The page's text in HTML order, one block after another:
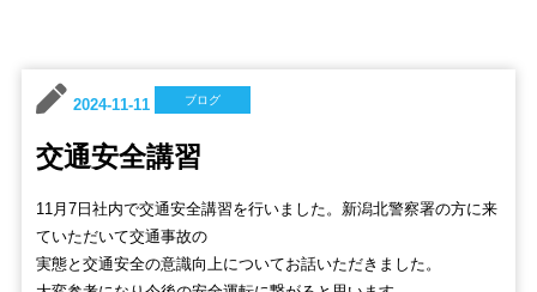
2024-11-11 ブログ
交通安全講習
11月7日社内で交通安全講習を行いました。新潟北警察署の方に来
ていただいて交通事故の
実態と交通安全の意識向上についてお話いただきました。